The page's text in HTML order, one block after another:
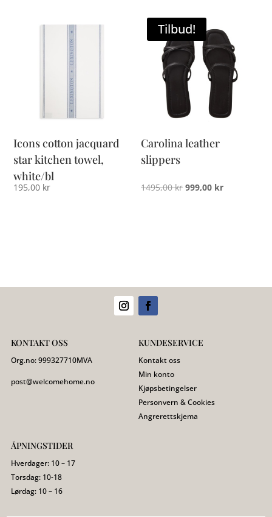
Icons cotton jacquard
star kitchen towel,
white/bl
195,00 kr
Tilbud!
Carolina leather
slippers
1495,00kr Opprinnelig
999,00 krNåværende
KONTAKT OSS
Org.no:999327710MVA
post@welcomehome.no
KUNDESERVICE
Kontakt oss
Min konto
Kjøpsbetingelser
Personvern & Cookies
Angrerettskjema
ÅPNINGSTIDER
Hverdager: 10 – 17
Torsdag: 10-18
Lørdag: 10 – 16